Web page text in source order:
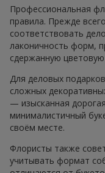
Профессиональная
правила. Прежде
соответствовать
лаконичность форм,
сдержанную
Для деловых
сложных
— изысканная
минималистичный
своём месте.
Флористы также
учитывать формат